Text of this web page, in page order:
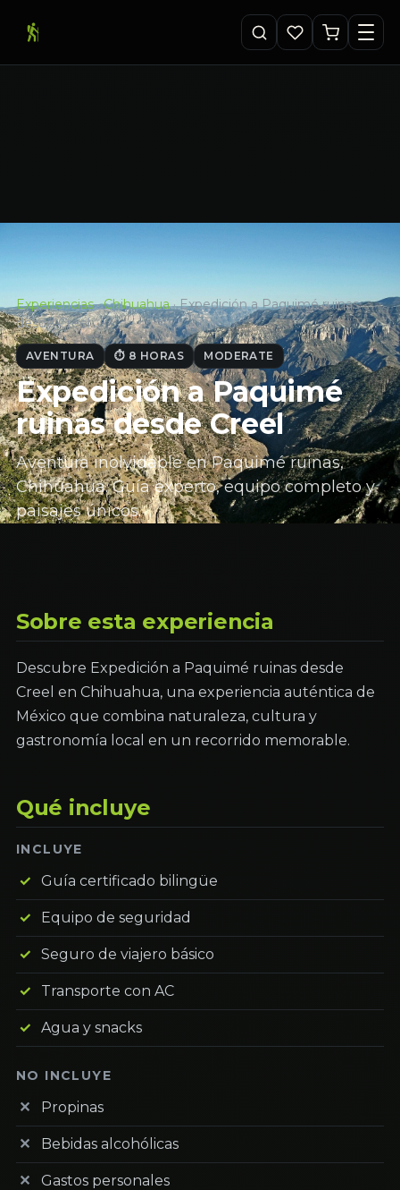
Experiencias · Chihuahua · Expedición a Paquimé ruinas
desde Creel…
AVENTURA ⏱ 8 HORAS MODERATE
Expedición a Paquimé
ruinas desde Creel
Aventura inolvidable en Paquimé ruinas,
Chihuahua. Guía experto, equipo completo y
paisajes únicos.
Sobre esta experiencia
Descubre Expedición a Paquimé ruinas desde
Creel en Chihuahua, una experiencia auténtica de
México que combina naturaleza, cultura y
gastronomía local en un recorrido memorable.
Qué incluye
INCLUYE
Guía certificado bilingüe
Equipo de seguridad
Seguro de viajero básico
Transporte con AC
Agua y snacks
NO INCLUYE
Propinas
Bebidas alcohólicas
Gastos personales